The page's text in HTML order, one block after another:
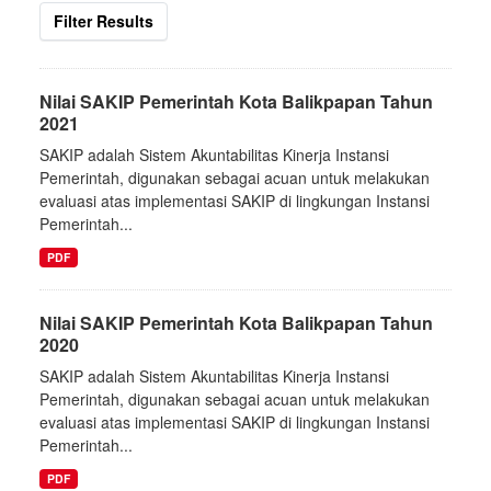
Filter Results
Nilai SAKIP Pemerintah Kota Balikpapan Tahun
2021
SAKIP adalah Sistem Akuntabilitas Kinerja Instansi
Pemerintah, digunakan sebagai acuan untuk melakukan
evaluasi atas implementasi SAKIP di lingkungan Instansi
Pemerintah...
PDF
Nilai SAKIP Pemerintah Kota Balikpapan Tahun
2020
SAKIP adalah Sistem Akuntabilitas Kinerja Instansi
Pemerintah, digunakan sebagai acuan untuk melakukan
evaluasi atas implementasi SAKIP di lingkungan Instansi
Pemerintah...
PDF